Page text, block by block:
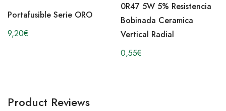
Portafusible Serie ORO
9,20€
0R47 5W 5% Resistencia
Bobinada Ceramica
Vertical Radial
0,55€
Product Reviews